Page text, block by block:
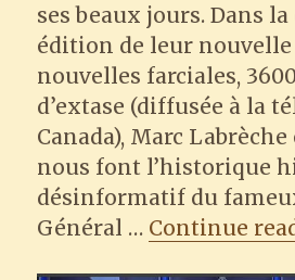
ses beaux jours. Dans
édition de leur
nouvelles farciales,
d’extase (diffusée à la
Canada), Marc
nous font l’historique
désinformatif du
Général … Continue